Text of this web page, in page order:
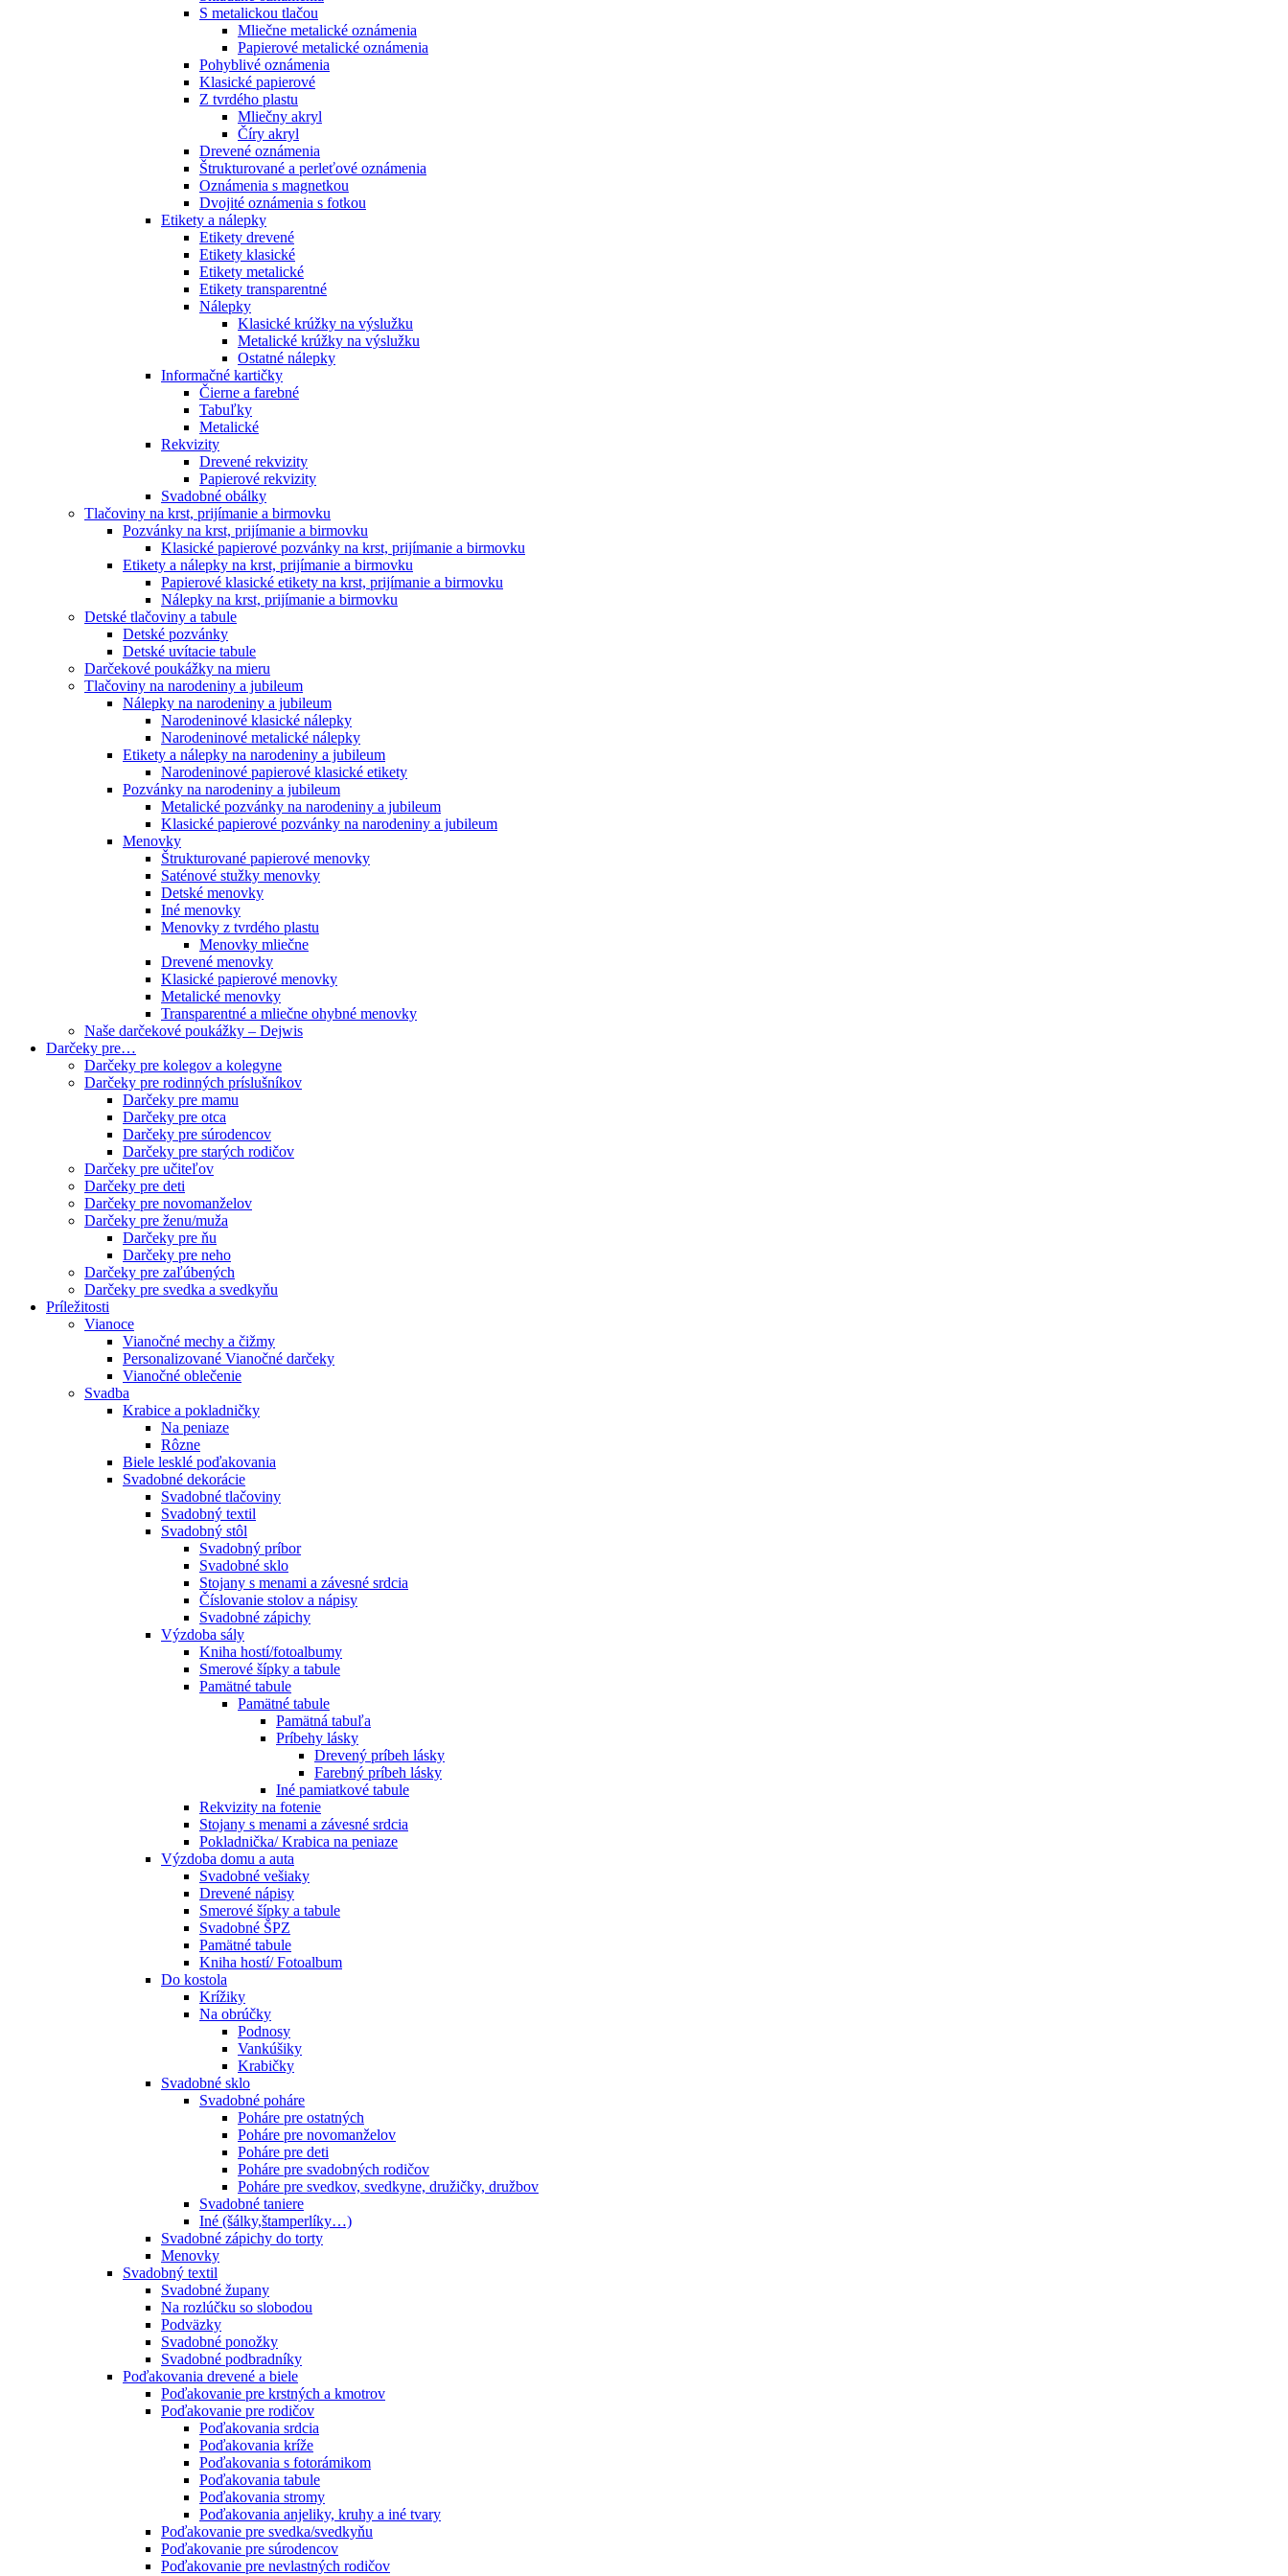
S metalickou tlačou
Mliečne metalické oznámenia
Papierové metalické oznámenia
Pohyblivé oznámenia
Klasické papierové
Z tvrdého plastu
Mliečny akryl
Číry akryl
Drevené oznámenia
Štrukturované a perleťové oznámenia
Oznámenia s magnetkou
Dvojité oznámenia s fotkou
Etikety a nálepky
Etikety drevené
Etikety klasické
Etikety metalické
Etikety transparentné
Nálepky
Klasické krúžky na výslužku
Metalické krúžky na výslužku
Ostatné nálepky
Informačné kartičky
Čierne a farebné
Tabuľky
Metalické
Rekvizity
Drevené rekvizity
Papierové rekvizity
Svadobné obálky
Tlačoviny na krst, prijímanie a birmovku
Pozvánky na krst, prijímanie a birmovku
Klasické papierové pozvánky na krst, prijímanie a birmovku
Etikety a nálepky na krst, prijímanie a birmovku
Papierové klasické etikety na krst, prijímanie a birmovku
Nálepky na krst, prijímanie a birmovku
Detské tlačoviny a tabule
Detské pozvánky
Detské uvítacie tabule
Darčekové poukážky na mieru
Tlačoviny na narodeniny a jubileum
Nálepky na narodeniny a jubileum
Narodeninové klasické nálepky
Narodeninové metalické nálepky
Etikety a nálepky na narodeniny a jubileum
Narodeninové papierové klasické etikety
Pozvánky na narodeniny a jubileum
Metalické pozvánky na narodeniny a jubileum
Klasické papierové pozvánky na narodeniny a jubileum
Menovky
Štrukturované papierové menovky
Saténové stužky menovky
Detské menovky
Iné menovky
Menovky z tvrdého plastu
Menovky mliečne
Drevené menovky
Klasické papierové menovky
Metalické menovky
Transparentné a mliečne ohybné menovky
Naše darčekové poukážky – Dejwis
Darčeky pre…
Darčeky pre kolegov a kolegyne
Darčeky pre rodinných príslušníkov
Darčeky pre mamu
Darčeky pre otca
Darčeky pre súrodencov
Darčeky pre starých rodičov
Darčeky pre učiteľov
Darčeky pre deti
Darčeky pre novomanželov
Darčeky pre ženu/muža
Darčeky pre ňu
Darčeky pre neho
Darčeky pre zaľúbených
Darčeky pre svedka a svedkyňu
Príležitosti
Vianoce
Vianočné mechy a čižmy
Personalizované Vianočné darčeky
Vianočné oblečenie
Svadba
Krabice a pokladničky
Na peniaze
Rôzne
Biele lesklé poďakovania
Svadobné dekorácie
Svadobné tlačoviny
Svadobný textil
Svadobný stôl
Svadobný príbor
Svadobné sklo
Stojany s menami a závesné srdcia
Číslovanie stolov a nápisy
Svadobné zápichy
Výzdoba sály
Kniha hostí/fotoalbumy
Smerové šípky a tabule
Pamätné tabule
Pamätné tabule
Pamätná tabuľa
Príbehy lásky
Drevený príbeh lásky
Farebný príbeh lásky
Iné pamiatkové tabule
Rekvizity na fotenie
Stojany s menami a závesné srdcia
Pokladnička/ Krabica na peniaze
Výzdoba domu a auta
Svadobné vešiaky
Drevené nápisy
Smerové šípky a tabule
Svadobné ŠPZ
Pamätné tabule
Kniha hostí/ Fotoalbum
Do kostola
Krížiky
Na obrúčky
Podnosy
Vankúšiky
Krabičky
Svadobné sklo
Svadobné poháre
Poháre pre ostatných
Poháre pre novomanželov
Poháre pre deti
Poháre pre svadobných rodičov
Poháre pre svedkov, svedkyne, družičky, družbov
Svadobné taniere
Iné (šálky,štamperlíky…)
Svadobné zápichy do torty
Menovky
Svadobný textil
Svadobné župany
Na rozlúčku so slobodou
Podväzky
Svadobné ponožky
Svadobné podbradníky
Poďakovania drevené a biele
Poďakovanie pre krstných a kmotrov
Poďakovanie pre rodičov
Poďakovania srdcia
Poďakovania kríže
Poďakovania s fotorámikom
Poďakovania tabule
Poďakovania stromy
Poďakovania anjeliky, kruhy a iné tvary
Poďakovanie pre svedka/svedkyňu
Poďakovanie pre súrodencov
Poďakovanie pre nevlastných rodičov